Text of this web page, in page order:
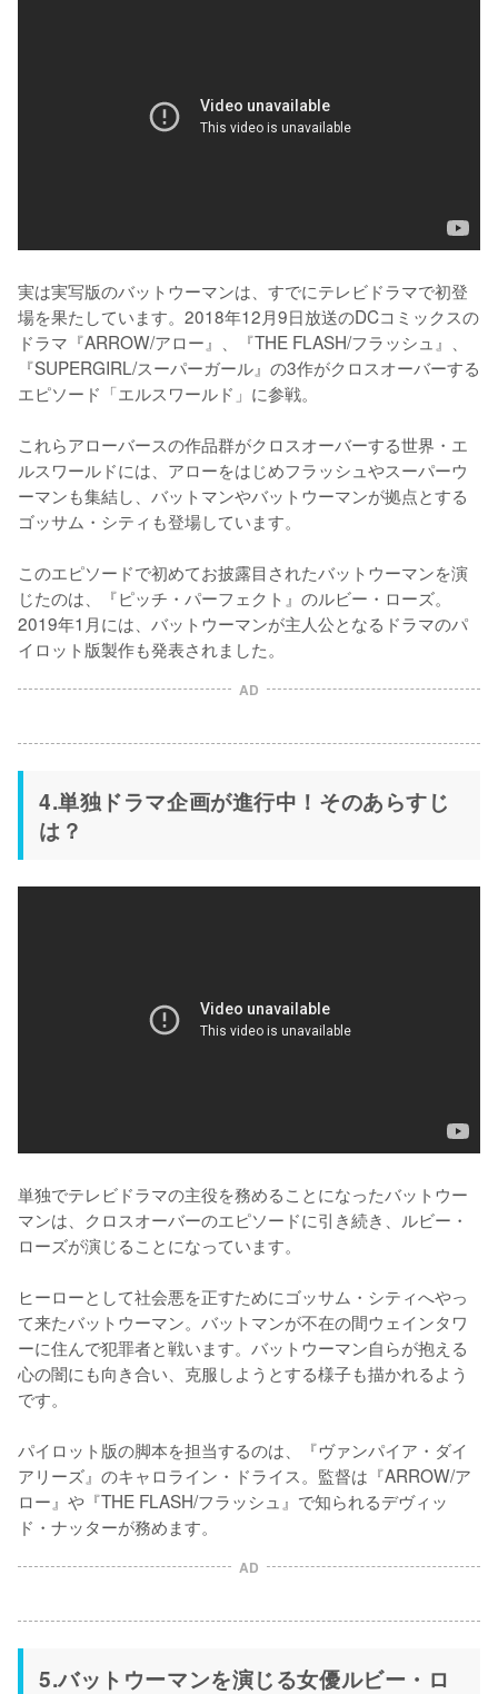
実は実写版のバットウーマンは、すでにテレビドラマで初登
場を果たしています。2018年12月9日放送のDCコミックスの
ドラマ『ARROW/アロー』、『THE FLASH/フラッシュ』、
『SUPERGIRL/スーパーガール』の3作がクロスオーバーする
エピソード「エルスワールド」に参戦。
これらアローバースの作品群がクロスオーバーする世界・エ
ルスワールドには、アローをはじめフラッシュやスーパーウ
ーマンも集結し、バットマンやバットウーマンが拠点とする
ゴッサム・シティも登場しています。
このエピソードで初めてお披露目されたバットウーマンを演
じたのは、『ピッチ・パーフェクト』のルビー・ローズ。
2019年1月には、バットウーマンが主人公となるドラマのパ
イロット版製作も発表されました。
AD
4.単独ドラマ企画が進行中！そのあらすじ
は？
単独でテレビドラマの主役を務めることになったバットウー
マンは、クロスオーバーのエピソードに引き続き、ルビー・
ローズが演じることになっています。
ヒーローとして社会悪を正すためにゴッサム・シティへやっ
て来たバットウーマン。バットマンが不在の間ウェインタワ
ーに住んで犯罪者と戦います。バットウーマン自らが抱える
心の闇にも向き合い、克服しようとする様子も描かれるよう
です。
パイロット版の脚本を担当するのは、『ヴァンパイア・ダイ
アリーズ』のキャロライン・ドライス。監督は『ARROW/ア
ロー』や『THE FLASH/フラッシュ』で知られるデヴィッ
ド・ナッターが務めます。
AD
5.バットウーマンを演じる女優ルビー・ロ